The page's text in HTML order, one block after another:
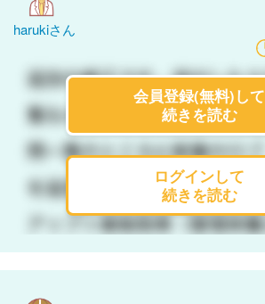
harukiさん
会員登録(無料)して
続きを読む
ログインして
続きを読む